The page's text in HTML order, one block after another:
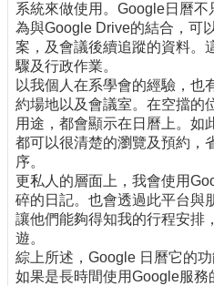
專
題
報
導
技
術
論
壇
產
業
專
欄
系統來做使用。Google日曆不
為與Google Drive的結合，可
案，及會議後續追蹤的資料。
驟及行政作業。
以我個人在系學會的經驗，也
約場地以及會議室。在空擋的
用途，都會顯示在日曆上。如
都可以很清楚的瀏覽及預約，
序。
更私人的層面上，我會使用
碎的日記。也會透過此平台與
讓他們能夠得知我的行程安排
遊。
綜上所述，Google 日曆它的
如果是長時間使用Google服